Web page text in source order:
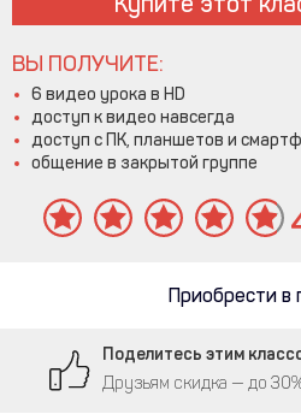
ВЫ ПОЛУЧИТЕ:
6 видео урока в HD
доступ к видео навсегда
доступ с ПК, планшетов и
общение в закрытой группе
Приобрести в
Поделитесь этим
Друзьям скидка — до